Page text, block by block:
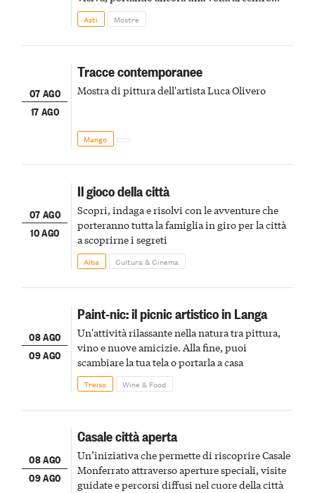
della scena le meraviglie del passato astigiano
Asti Mostre
07 AGO
17 AGO
Tracce contemporanee
Mostra di pittura dell'artista Luca Olivero
Mango
07 AGO
10 AGO
Il gioco della città
Scopri, indaga e risolvi con le avventure che
porteranno tutta la famiglia in giro per la città
a scoprirne i segreti
Alba Cultura & Cinema
08 AGO
09 AGO
Paint-nic: il picnic artistico in Langa
Un'attività rilassante nella natura tra pittura,
vino e nuove amicizie. Alla fine, puoi
scambiare la tua tela o portarla a casa
Treiso Wine & Food
08 AGO
09 AGO
Casale città aperta
Un’iniziativa che permette di riscoprire Casale
Monferrato attraverso aperture speciali, visite
guidate e percorsi diffusi nel cuore della città